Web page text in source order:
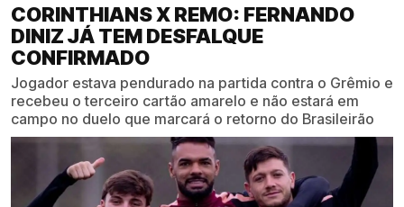
CORINTHIANS X REMO: FERNANDO
DINIZ JÁ TEM DESFALQUE
CONFIRMADO
Jogador estava pendurado na partida contra o Grêmio e
recebeu o terceiro cartão amarelo e não estará em
campo no duelo que marcará o retorno do Brasileirão